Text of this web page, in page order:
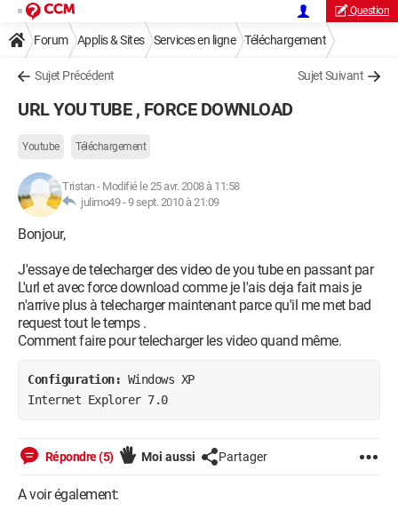
Question
Forum Applis & Sites Services en ligne Téléchargement
Sujet Précédent Sujet Suivant
URL YOU TUBE , FORCE DOWNLOAD
Youtube Téléchargement
Tristan- Modifié le 25 avr. 2008 à 11:58
julimo49 -9 sept. 2010 à 21:09
Bonjour,
J'essaye de telecharger des video de you tube en passant par
L'url et avec force download comme je l'ais deja fait mais je
n'arrive plus à telecharger maintenant parce qu'il me met bad
request tout le temps .
Comment faire pour telecharger les video quand même.
Configuration: Windows XP
Internet Explorer 7.0
Répondre (5) Moi aussi Partager
A voir également: